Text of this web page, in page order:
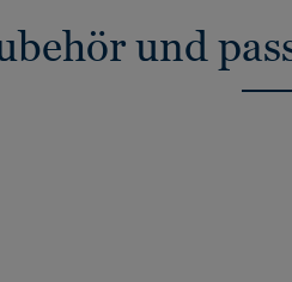
und